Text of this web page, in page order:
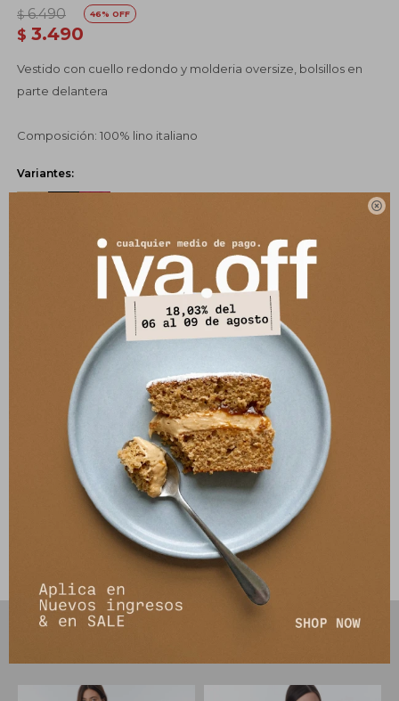

$ 3.490
$ 6.490 46
Vestido con cuello redondo y molderia oversize, bolsillos en
parte delantera
Composición: 100% lino italiano
Variantes:
SELECCIONAR TALLE
UBICAR EN TIENDA
COMPRAR
Ver opciones de pago y planes de cuotas
Cambios y Devoluciones